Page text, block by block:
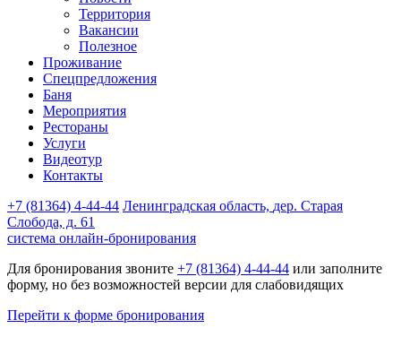
Территория
Вакансии
Полезное
Проживание
Спецпредложения
Баня
Мероприятия
Рестораны
Услуги
Видеотур
Контакты
+7 (81364) 4-44-44 Ленинградская область, дер. Старая
Слобода, д. 61
система онлайн-бронирования
Для бронирования звоните +7 (81364) 4-44-44 или заполните
форму, но без возможностей версии для слабовидящих
Перейти к форме бронирования